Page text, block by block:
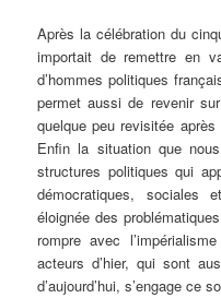
Après la célébration du
importait de remettre en
d’hommes politiques
permet aussi de revenir
quelque peu revisitée
Enfin la situation que
structures politiques qui
démocratiques, sociales
éloignée des
rompre avec
acteurs d’hier, qui sont
d’aujourd’hui, s’engage ce